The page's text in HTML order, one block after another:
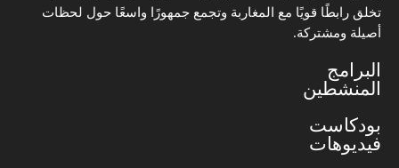
تخلق رابطًا قويًا مع المغاربة وتجمع جمهورًا واسعًا حول لحظات
أصيلة ومشتركة.
البرامج
المنشطين
بودكاست
فيديوهات